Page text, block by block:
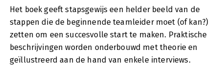
Het boek geeft stapsgewijs een helder beeld van de
stappen die de beginnende teamleider moet (of kan?)
zetten om een succesvolle start te maken. Praktische
beschrijvingen worden onderbouwd met theorie en
geïllustreerd aan de hand van enkele interviews.